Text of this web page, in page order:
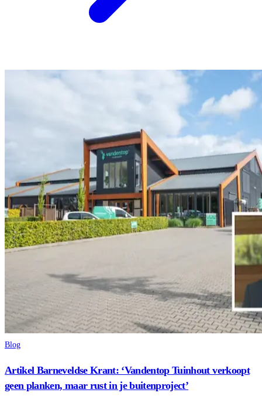
Blog
Artikel Barneveldse Krant: ‘Vandentop Tuinhout verkoopt
geen planken, maar rust in je buitenproject’